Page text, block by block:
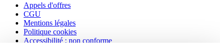
Appels d'offres
CGU
Mentions légales
Politique cookies
Accessibilité : non conforme